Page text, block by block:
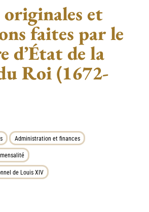
et
faites par le
d’État de la
Roi (1672-
Administration et finances
de Louis XIV